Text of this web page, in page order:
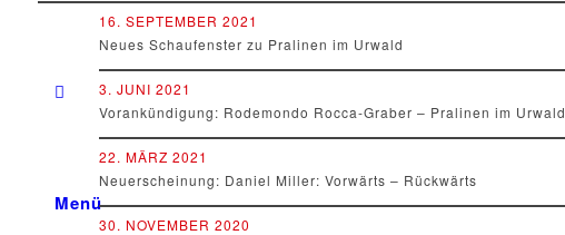
Menü
16. SEPTEMBER 2021
Neues Schaufenster zu Pralinen im Urwald
3. JUNI 2021
Vorankündigung: Rodemondo Rocca-Graber – Pralinen im Urwald
22. MÄRZ 2021
Neuerscheinung: Daniel Miller: Vorwärts – Rückwärts
30. NOVEMBER 2020